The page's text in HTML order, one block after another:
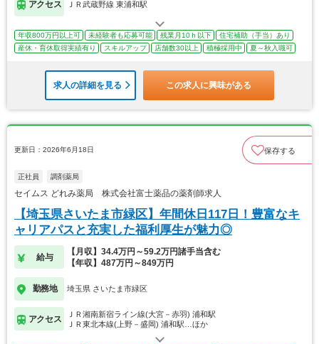
アクセス ＪＲ武蔵野線 東浦和駅
年収800万円以上可 未経験者も応募可能 残業月10ｈ以下
住宅補助（手当）あり
産休・育休取得実績有り
スキルアップ 店舗数30以上 積極採用中 夏～秋入職可
求人の詳細を見る この求人に興味がある
更新日：2026年6月18日 保存する
正社員 調剤薬局
セイムス どれみ薬局 株式会社富士薬品の薬剤師求人
【埼玉県さいたま市緑区】年間休日117日！豊富なキ
ャリアパスと充実した福利厚生が魅力◎
給与
【月収】34.4万円～59.2万円諸手当含む
【年収】487万円～849万円
勤務地 埼玉県 さいたま市緑区
アクセス
ＪＲ湘南新宿ライン線(大宮－赤羽) 浦和駅
ＪＲ東北本線(上野－盛岡) 浦和駅…ほか